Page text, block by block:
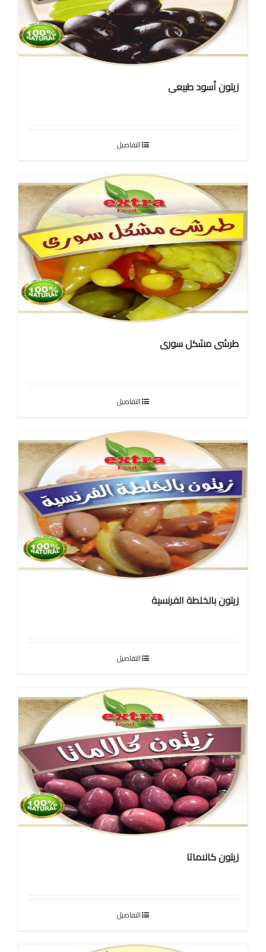
زيتون أسود طبيعى
التفاصيل
طرشى مشكل سورى
التفاصيل
زيتون بالخلطة الفرنسية
التفاصيل
زيتون كالاماتا
التفاصيل